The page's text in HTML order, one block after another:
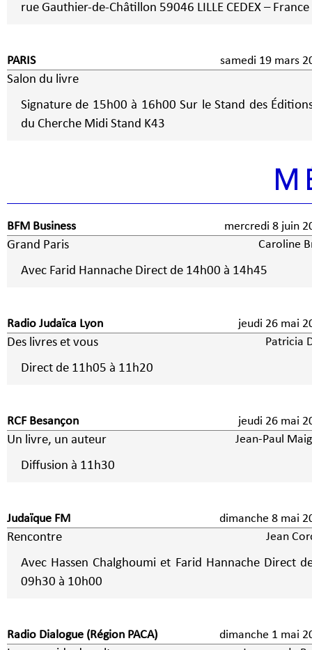
rue Gauthier-de-Châtillon 59046 LILLE CEDEX – France
PARIS samedi 19 mars
Salon du livre
Signature de 15h00 à 16h00 Sur le Stand des
du Cherche Midi Stand K43
BFM Business mercredi 8
Grand Paris Caroline
Avec Farid Hannache Direct de 14h00 à 14h45
Radio Judaïca Lyon jeudi 26 mai
Des livres et vous Patricia
Direct de 11h05 à 11h20
RCF Besançon jeudi 26 mai
Un livre, un auteur Jean-Paul
Diffusion à 11h30
Judaïque FM dimanche 8
Rencontre Jean
Avec Hassen Chalghoumi et Farid Hannache Direct
09h30 à 10h00
Radio Dialogue (Région PACA) dimanche 1